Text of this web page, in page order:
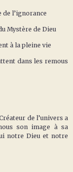
de l’ignorance
Mystère de Dieu
à la pleine vie
dans les remous
de l’univers a
son image à sa
notre Dieu et notre